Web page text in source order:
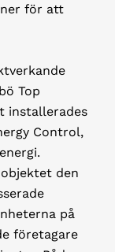
för att
Top
installerades
Control,
den
på
företagare